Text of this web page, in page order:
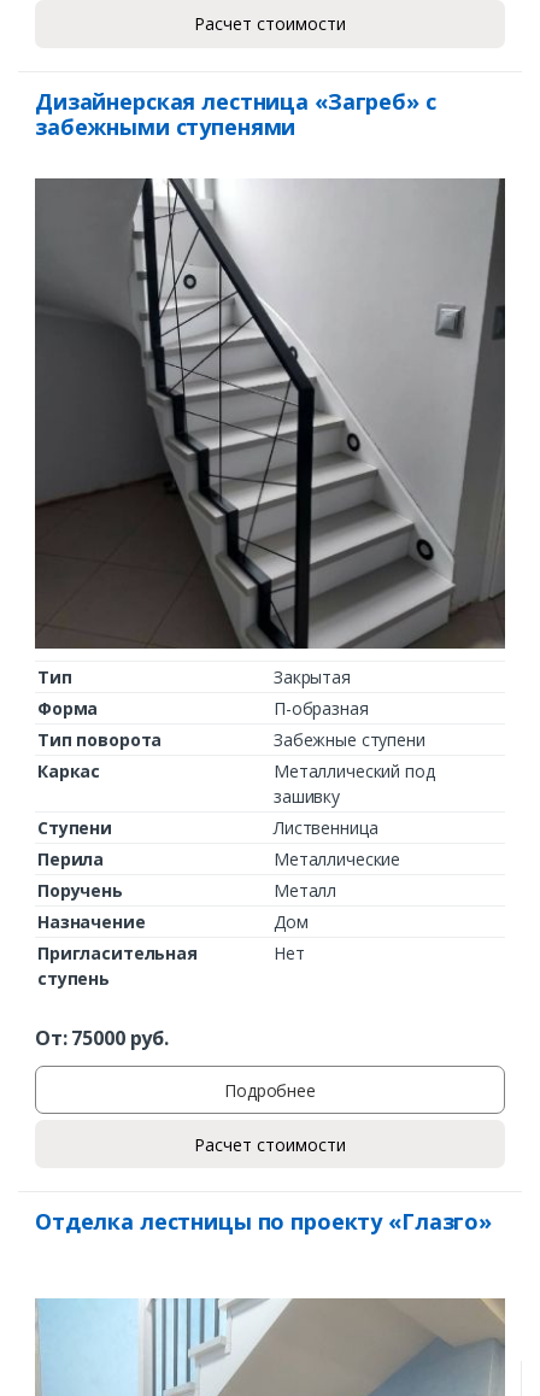
Расчет стоимости
Дизайнерская лестница «Загреб» с
забежными ступенями
Тип
Закрытая
Форма
П-образная
Тип поворота
Забежные ступени
Каркас
Металлический под
зашивку
Ступени
Лиственница
Перила
Металлические
Поручень
Металл
Назначение
Дом
Пригласительная
ступень
Нет
От:75000руб.
Подробнее
Расчет стоимости
Отделка лестницы по проекту «Глазго»